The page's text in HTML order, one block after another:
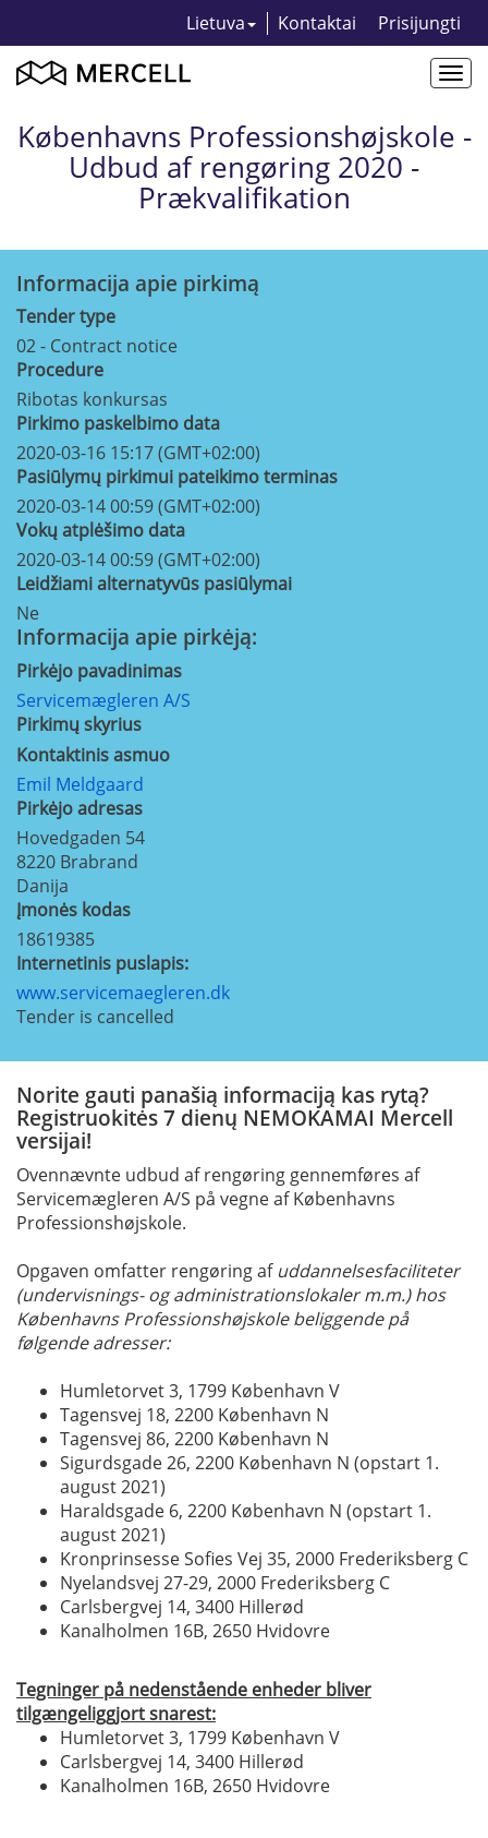
Lietuva Kontaktai Prisijungti
Københavns Professionshøjskole -
Udbud af rengøring 2020 -
Prækvalifikation
Informacija apie pirkimą
Tender type
02 - Contract notice
Procedure
Ribotas konkursas
Pirkimo paskelbimo data
2020-03-16 15:17 (GMT+02:00)
Pasiūlymų pirkimui pateikimo terminas
2020-03-14 00:59 (GMT+02:00)
Vokų atplėšimo data
2020-03-14 00:59 (GMT+02:00)
Leidžiami alternatyvūs pasiūlymai
Ne
Informacija apie pirkėją:
Pirkėjo pavadinimas
Servicemægleren A/S
Pirkimų skyrius
Kontaktinis asmuo
Emil Meldgaard
Pirkėjo adresas
Hovedgaden 54
8220 Brabrand
Danija
Įmonės kodas
18619385
Internetinis puslapis:
www.servicemaegleren.dk
Tender is cancelled
Norite gauti panašią informaciją kas rytą?
Registruokitės 7 dienų NEMOKAMAI Mercell
versijai!
Ovennævnte udbud af rengøring gennemføres af
Servicemægleren A/S på vegne af Københavns
Professionshøjskole.
Opgaven omfatter rengøring af uddannelsesfaciliteter
(undervisnings- og administrationslokaler m.m.) hos
Københavns Professionshøjskole beliggende på
følgende adresser:
Humletorvet 3, 1799 København V
Tagensvej 18, 2200 København N
Tagensvej 86, 2200 København N
Sigurdsgade 26, 2200 København N (opstart 1.
august 2021)
Haraldsgade 6, 2200 København N (opstart 1.
august 2021)
Kronprinsesse Sofies Vej 35, 2000 Frederiksberg C
Nyelandsvej 27-29, 2000 Frederiksberg C
Carlsbergvej 14, 3400 Hillerød
Kanalholmen 16B, 2650 Hvidovre
Tegninger på nedenstående enheder bliver
tilgængeliggjort snarest:
Humletorvet 3, 1799 København V
Carlsbergvej 14, 3400 Hillerød
Kanalholmen 16B, 2650 Hvidovre